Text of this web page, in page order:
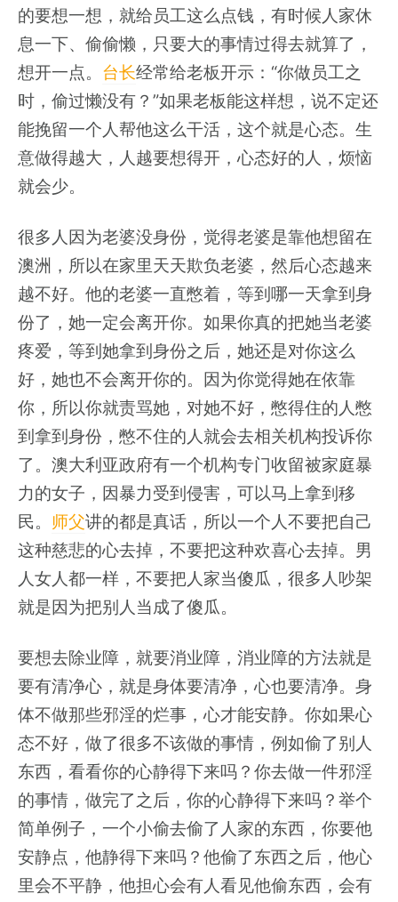
的要想一想，就给员工这么点钱，有时候人家休
息一下、偷偷懒，只要大的事情过得去就算了，
想开一点。 台长经常给老板开示：“你做员工之
时，偷过懒没有？”如果老板能这样想，说不定还
能挽留一个人帮他这么干活，这个就是心态。生
意做得越大，人越要想得开，心态好的人，烦恼
就会少。
很多人因为老婆没身份，觉得老婆是靠他想留在
澳洲，所以在家里天天欺负老婆，然后心态越来
越不好。他的老婆一直憋着，等到哪一天拿到身
份了，她一定会离开你。如果你真的把她当老婆
疼爱，等到她拿到身份之后，她还是对你这么
好，她也不会离开你的。因为你觉得她在依靠
你，所以你就责骂她，对她不好，憋得住的人憋
到拿到身份，憋不住的人就会去相关机构投诉你
了。澳大利亚政府有一个机构专门收留被家庭暴
力的女子，因暴力受到侵害，可以马上拿到移
民。 师父讲的都是真话，所以一个人不要把自己
这种慈悲的心去掉，不要把这种欢喜心去掉。男
人女人都一样，不要把人家当傻瓜，很多人吵架
就是因为把别人当成了傻瓜。
要想去除业障，就要消业障，消业障的方法就是
要有清净心，就是身体要清净，心也要清净。身
体不做那些邪淫的烂事，心才能安静。你如果心
态不好，做了很多不该做的事情，例如偷了别人
东西，看看你的心静得下来吗？你去做一件邪淫
的事情，做完了之后，你的心静得下来吗？举个
简单例子，一个小偷去偷了人家的东西，你要他
安静点，他静得下来吗？他偷了东西之后，他心
里会不平静，他担心会有人看见他偷东西，会有